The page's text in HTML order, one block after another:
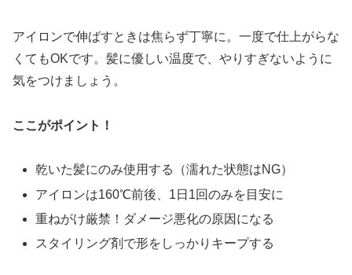
アイロンで伸ばすときは焦らず丁寧に。一度で仕上がらな
くてもOKです。髪に優しい温度で、やりすぎないように
気をつけましょう。
ここがポイント！
乾いた髪にのみ使用する（濡れた状態はNG）
アイロンは160℃前後、1日1回のみを目安に
重ねがけ厳禁！ダメージ悪化の原因になる
スタイリング剤で形をしっかりキープする